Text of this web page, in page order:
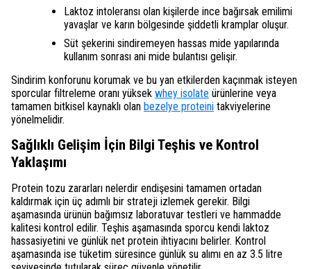
Laktoz intoleransı olan kişilerde ince bağırsak emilimi
yavaşlar ve karın bölgesinde şiddetli kramplar oluşur.
Süt şekerini sindiremeyen hassas mide yapılarında
kullanım sonrası ani mide bulantısı gelişir.
Sindirim konforunu korumak ve bu yan etkilerden kaçınmak isteyen
sporcular filtreleme oranı yüksek whey isolate ürünlerine veya
tamamen bitkisel kaynaklı olan bezelye proteini takviyelerine
yönelmelidir.
Sağlıklı Gelişim İçin Bilgi Teşhis ve Kontrol
Yaklaşımı
Protein tozu zararları nelerdir endişesini tamamen ortadan
kaldırmak için üç adımlı bir strateji izlemek gerekir. Bilgi
aşamasında ürünün bağımsız laboratuvar testleri ve hammadde
kalitesi kontrol edilir. Teşhis aşamasında sporcu kendi laktoz
hassasiyetini ve günlük net protein ihtiyacını belirler. Kontrol
aşamasında ise tüketim süresince günlük su alımı en az 3.5 litre